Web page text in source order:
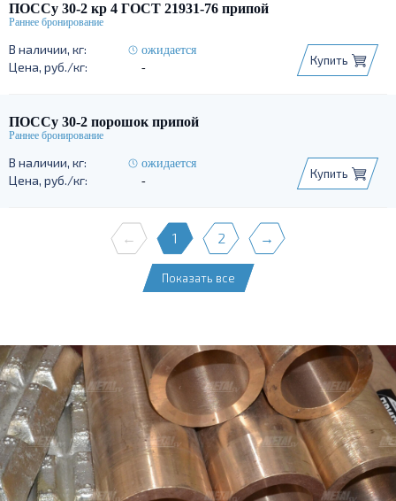
ПОССу 30-2 кр 4 ГОСТ 21931-76 припой
ожидается
-
Купить
ПОССу 30-2 порошок припой
ожидается
-
Купить
← 1 2 →
Показать все